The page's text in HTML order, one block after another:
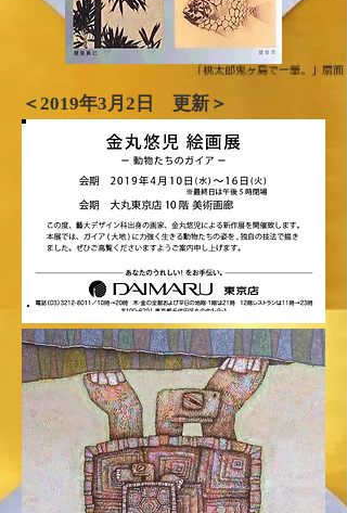
＜2019年​3月2日 更新＞